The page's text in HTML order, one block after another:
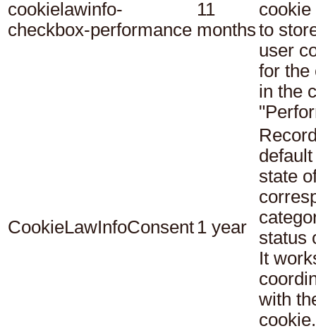
cookielawinfo-
checkbox-performance
11
months
cookie
to
user
for the
in the
CookieLawInfoConsent 1 year
state
status
It
with
cookie.